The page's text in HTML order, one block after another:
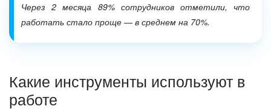
Через 2 месяца 89% сотрудников отметили, что
работать стало проще — в среднем на 70%.
Какие инструменты используют в
работе